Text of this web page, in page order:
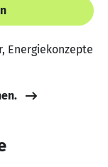
Energiekonzepte